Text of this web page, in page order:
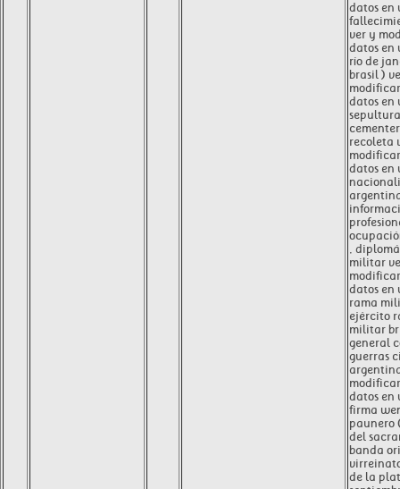
datos
ver y
datos
río de
brasil )
datos
sepultura
recoleta
datos
,
militar
datos
rama
ejército
militar
general
guerras
datos
firma
paunero
del
banda
de la